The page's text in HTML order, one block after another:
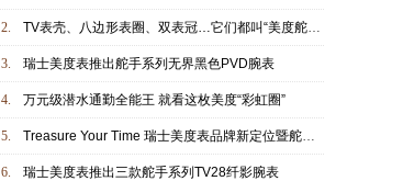
2. TV表壳、八边形表圈、双表冠…它们都叫“美度舵手”
3. 瑞士美度表推出舵手系列无界黑色PVD腕表
4. 万元级潜水通勤全能王 就看这枚美度“彩虹圈”
5. Treasure Your Time 瑞士美度表品牌新定位暨舵手TV28纤影腕表发布晚宴耀启沈阳
6. 瑞士美度表推出三款舵手系列TV28纤影腕表